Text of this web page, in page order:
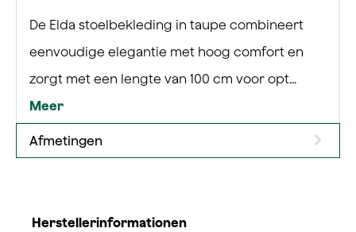
De Elda stoelbekleding in taupe combineert
eenvoudige elegantie met hoog comfort en
zorgt met een lengte van 100 cm voor opt…
Meer
Afmetingen
Herstellerinformationen